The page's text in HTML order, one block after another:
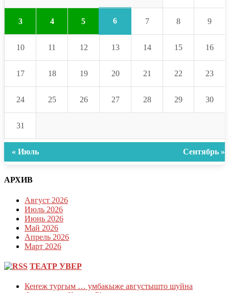
3 4 5 6 7 8 9
10 11 12 13 14 15 16
17 18 19 20 21 22 23
24 25 26 27 28 29 30
31
« Июль Сентябрь »
АРХИВ
Август 2026
Июль 2026
Июнь 2026
Май 2026
Апрель 2026
Март 2026
ТЕАТР УВЕР
Кеҥеж тургым … умбакыже августышто шуйна